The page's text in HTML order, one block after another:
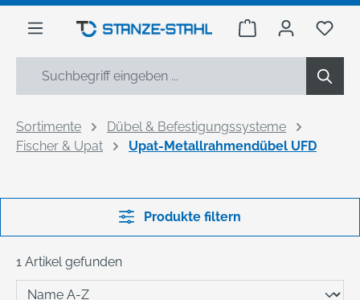
springen
Warenkorb Du
Sortimente
Dübel & Befestigungssysteme
Fischer & Upat
Upat-Metallrahmendübel UFD
Produkte filtern
1 Artikel gefunden